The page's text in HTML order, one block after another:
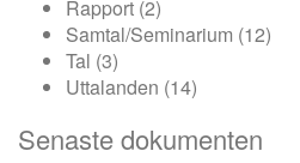
Rapport (2)
Samtal/Seminarium (12)
Tal (3)
Uttalanden (14)
Senaste dokumenten